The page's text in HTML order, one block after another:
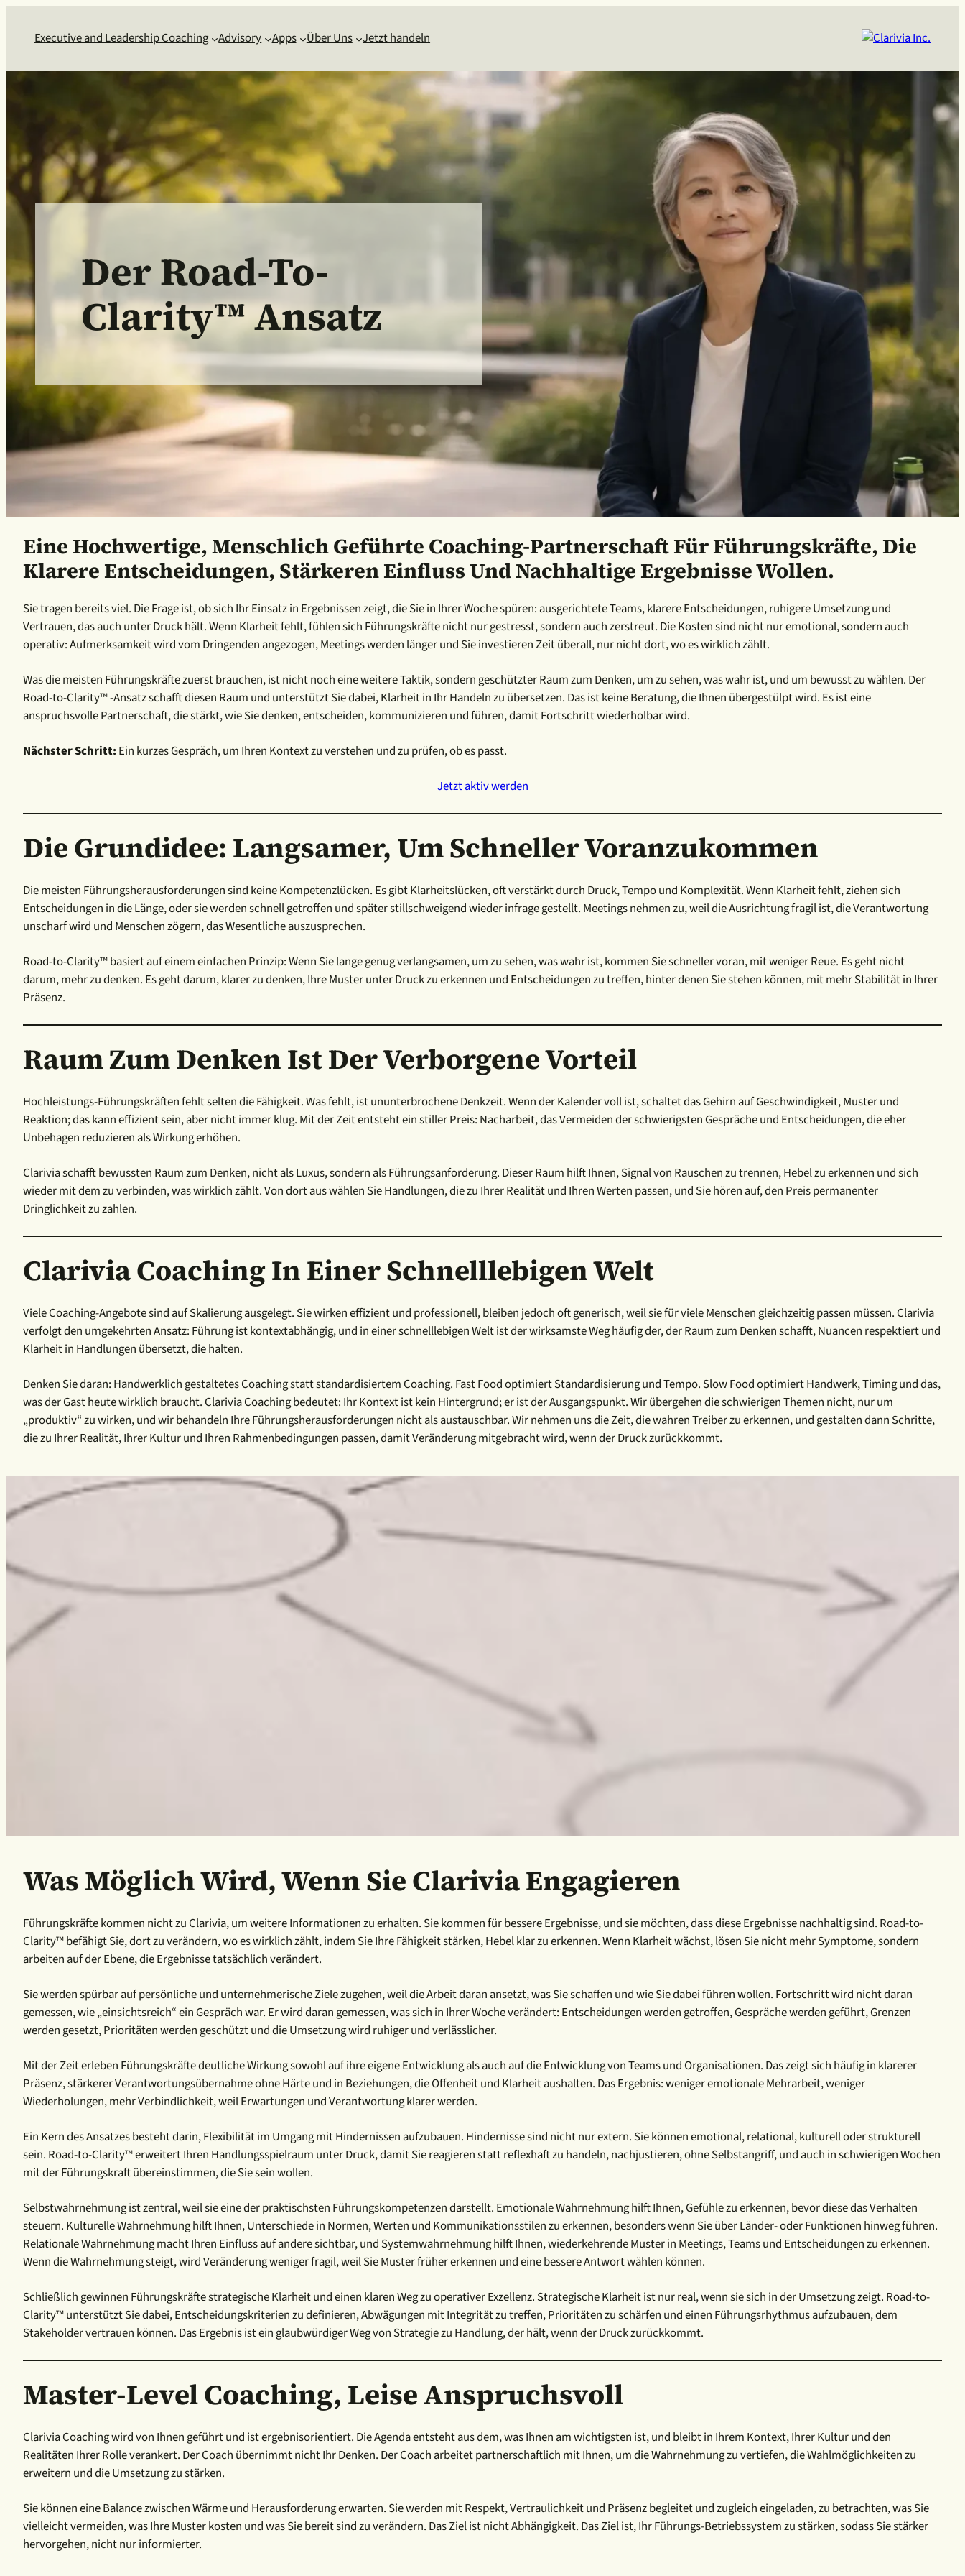
Executive and Leadership Coaching Advisory Apps Über Uns Jetzt handeln
Der Road-To-
Clarity™ Ansatz
Eine Hochwertige, Menschlich Geführte Coaching-Partnerschaft Für Führungskräfte, Die
Klarere Entscheidungen, Stärkeren Einfluss Und Nachhaltige Ergebnisse Wollen.
Sie tragen bereits viel. Die Frage ist, ob sich Ihr Einsatz in Ergebnissen zeigt, die Sie in Ihrer Woche spüren: ausgerichtete Teams, klarere Entscheidungen, ruhigere Umsetzung und
Vertrauen, das auch unter Druck hält. Wenn Klarheit fehlt, fühlen sich Führungskräfte nicht nur gestresst, sondern auch zerstreut. Die Kosten sind nicht nur emotional, sondern auch
operativ: Aufmerksamkeit wird vom Dringenden angezogen, Meetings werden länger und Sie investieren Zeit überall, nur nicht dort, wo es wirklich zählt.
Was die meisten Führungskräfte zuerst brauchen, ist nicht noch eine weitere Taktik, sondern geschützter Raum zum Denken, um zu sehen, was wahr ist, und um bewusst zu wählen. Der
Road-to-Clarity™ -Ansatz schafft diesen Raum und unterstützt Sie dabei, Klarheit in Ihr Handeln zu übersetzen. Das ist keine Beratung, die Ihnen übergestülpt wird. Es ist eine
anspruchsvolle Partnerschaft, die stärkt, wie Sie denken, entscheiden, kommunizieren und führen, damit Fortschritt wiederholbar wird.
Nächster Schritt:Ein kurzes Gespräch, um Ihren Kontext zu verstehen und zu prüfen, ob es passt.
Jetzt aktiv werden
Die Grundidee: Langsamer, Um Schneller Voranzukommen
Die meisten Führungsherausforderungen sind keine Kompetenzlücken. Es gibt Klarheitslücken, oft verstärkt durch Druck, Tempo und Komplexität. Wenn Klarheit fehlt, ziehen sich
Entscheidungen in die Länge, oder sie werden schnell getroffen und später stillschweigend wieder infrage gestellt. Meetings nehmen zu, weil die Ausrichtung fragil ist, die Verantwortung
unscharf wird und Menschen zögern, das Wesentliche auszusprechen.
Road-to-Clarity™ basiert auf einem einfachen Prinzip: Wenn Sie lange genug verlangsamen, um zu sehen, was wahr ist, kommen Sie schneller voran, mit weniger Reue. Es geht nicht
darum, mehr zu denken. Es geht darum, klarer zu denken, Ihre Muster unter Druck zu erkennen und Entscheidungen zu treffen, hinter denen Sie stehen können, mit mehr Stabilität in Ihrer
Präsenz.
Raum Zum Denken Ist Der Verborgene Vorteil
Hochleistungs-Führungskräften fehlt selten die Fähigkeit. Was fehlt, ist ununterbrochene Denkzeit. Wenn der Kalender voll ist, schaltet das Gehirn auf Geschwindigkeit, Muster und
Reaktion; das kann effizient sein, aber nicht immer klug. Mit der Zeit entsteht ein stiller Preis: Nacharbeit, das Vermeiden der schwierigsten Gespräche und Entscheidungen, die eher
Unbehagen reduzieren als Wirkung erhöhen.
Clarivia schafft bewussten Raum zum Denken, nicht als Luxus, sondern als Führungsanforderung. Dieser Raum hilft Ihnen, Signal von Rauschen zu trennen, Hebel zu erkennen und sich
wieder mit dem zu verbinden, was wirklich zählt. Von dort aus wählen Sie Handlungen, die zu Ihrer Realität und Ihren Werten passen, und Sie hören auf, den Preis permanenter
Dringlichkeit zu zahlen.
Clarivia Coaching In Einer Schnelllebigen Welt
Viele Coaching-Angebote sind auf Skalierung ausgelegt. Sie wirken effizient und professionell, bleiben jedoch oft generisch, weil sie für viele Menschen gleichzeitig passen müssen. Clarivia
verfolgt den umgekehrten Ansatz: Führung ist kontextabhängig, und in einer schnelllebigen Welt ist der wirksamste Weg häufig der, der Raum zum Denken schafft, Nuancen respektiert und
Klarheit in Handlungen übersetzt, die halten.
Denken Sie daran: Handwerklich gestaltetes Coaching statt standardisiertem Coaching. Fast Food optimiert Standardisierung und Tempo. Slow Food optimiert Handwerk, Timing und das,
was der Gast heute wirklich braucht. Clarivia Coaching bedeutet: Ihr Kontext ist kein Hintergrund; er ist der Ausgangspunkt. Wir übergehen die schwierigen Themen nicht, nur um
„produktiv“ zu wirken, und wir behandeln Ihre Führungsherausforderungen nicht als austauschbar. Wir nehmen uns die Zeit, die wahren Treiber zu erkennen, und gestalten dann Schritte,
die zu Ihrer Realität, Ihrer Kultur und Ihren Rahmenbedingungen passen, damit Veränderung mitgebracht wird, wenn der Druck zurückkommt.
Was Möglich Wird, Wenn Sie Clarivia Engagieren
Führungskräfte kommen nicht zu Clarivia, um weitere Informationen zu erhalten. Sie kommen für bessere Ergebnisse, und sie möchten, dass diese Ergebnisse nachhaltig sind. Road-to-
Clarity™ befähigt Sie, dort zu verändern, wo es wirklich zählt, indem Sie Ihre Fähigkeit stärken, Hebel klar zu erkennen. Wenn Klarheit wächst, lösen Sie nicht mehr Symptome, sondern
arbeiten auf der Ebene, die Ergebnisse tatsächlich verändert.
Sie werden spürbar auf persönliche und unternehmerische Ziele zugehen, weil die Arbeit daran ansetzt, was Sie schaffen und wie Sie dabei führen wollen. Fortschritt wird nicht daran
gemessen, wie „einsichtsreich“ ein Gespräch war. Er wird daran gemessen, was sich in Ihrer Woche verändert: Entscheidungen werden getroffen, Gespräche werden geführt, Grenzen
werden gesetzt, Prioritäten werden geschützt und die Umsetzung wird ruhiger und verlässlicher.
Mit der Zeit erleben Führungskräfte deutliche Wirkung sowohl auf ihre eigene Entwicklung als auch auf die Entwicklung von Teams und Organisationen. Das zeigt sich häufig in klarerer
Präsenz, stärkerer Verantwortungsübernahme ohne Härte und in Beziehungen, die Offenheit und Klarheit aushalten. Das Ergebnis: weniger emotionale Mehrarbeit, weniger
Wiederholungen, mehr Verbindlichkeit, weil Erwartungen und Verantwortung klarer werden.
Ein Kern des Ansatzes besteht darin, Flexibilität im Umgang mit Hindernissen aufzubauen. Hindernisse sind nicht nur extern. Sie können emotional, relational, kulturell oder strukturell
sein. Road-to-Clarity™ erweitert Ihren Handlungsspielraum unter Druck, damit Sie reagieren statt reflexhaft zu handeln, nachjustieren, ohne Selbstangriff, und auch in schwierigen Wochen
mit der Führungskraft übereinstimmen, die Sie sein wollen.
Selbstwahrnehmung ist zentral, weil sie eine der praktischsten Führungskompetenzen darstellt. Emotionale Wahrnehmung hilft Ihnen, Gefühle zu erkennen, bevor diese das Verhalten
steuern. Kulturelle Wahrnehmung hilft Ihnen, Unterschiede in Normen, Werten und Kommunikationsstilen zu erkennen, besonders wenn Sie über Länder- oder Funktionen hinweg führen.
Relationale Wahrnehmung macht Ihren Einfluss auf andere sichtbar, und Systemwahrnehmung hilft Ihnen, wiederkehrende Muster in Meetings, Teams und Entscheidungen zu erkennen.
Wenn die Wahrnehmung steigt, wird Veränderung weniger fragil, weil Sie Muster früher erkennen und eine bessere Antwort wählen können.
Schließlich gewinnen Führungskräfte strategische Klarheit und einen klaren Weg zu operativer Exzellenz. Strategische Klarheit ist nur real, wenn sie sich in der Umsetzung zeigt. Road-to-
Clarity™ unterstützt Sie dabei, Entscheidungskriterien zu definieren, Abwägungen mit Integrität zu treffen, Prioritäten zu schärfen und einen Führungsrhythmus aufzubauen, dem
Stakeholder vertrauen können. Das Ergebnis ist ein glaubwürdiger Weg von Strategie zu Handlung, der hält, wenn der Druck zurückkommt.
Master-Level Coaching, Leise Anspruchsvoll
Clarivia Coaching wird von Ihnen geführt und ist ergebnisorientiert. Die Agenda entsteht aus dem, was Ihnen am wichtigsten ist, und bleibt in Ihrem Kontext, Ihrer Kultur und den
Realitäten Ihrer Rolle verankert. Der Coach übernimmt nicht Ihr Denken. Der Coach arbeitet partnerschaftlich mit Ihnen, um die Wahrnehmung zu vertiefen, die Wahlmöglichkeiten zu
erweitern und die Umsetzung zu stärken.
Sie können eine Balance zwischen Wärme und Herausforderung erwarten. Sie werden mit Respekt, Vertraulichkeit und Präsenz begleitet und zugleich eingeladen, zu betrachten, was Sie
vielleicht vermeiden, was Ihre Muster kosten und was Sie bereit sind zu verändern. Das Ziel ist nicht Abhängigkeit. Das Ziel ist, Ihr Führungs-Betriebssystem zu stärken, sodass Sie stärker
hervorgehen, nicht nur informierter.